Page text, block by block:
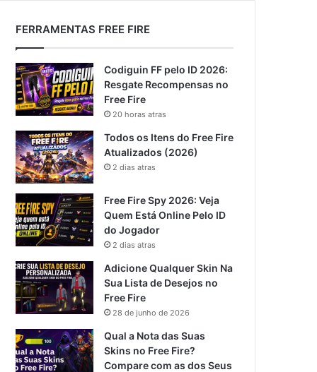
FERRAMENTAS FREE FIRE
Codiguin FF pelo ID 2026:
Resgate Recompensas no
Free Fire
20 horas atras
Todos os Itens do Free Fire
Atualizados (2026)
2 dias atras
Free Fire Spy 2026: Veja
Quem Está Online Pelo ID
do Jogador
2 dias atras
Adicione Qualquer Skin Na
Sua Lista de Desejos no
Free Fire
28 de junho de 2026
Qual a Nota das Suas
Skins no Free Fire?
Compare com as dos Seus